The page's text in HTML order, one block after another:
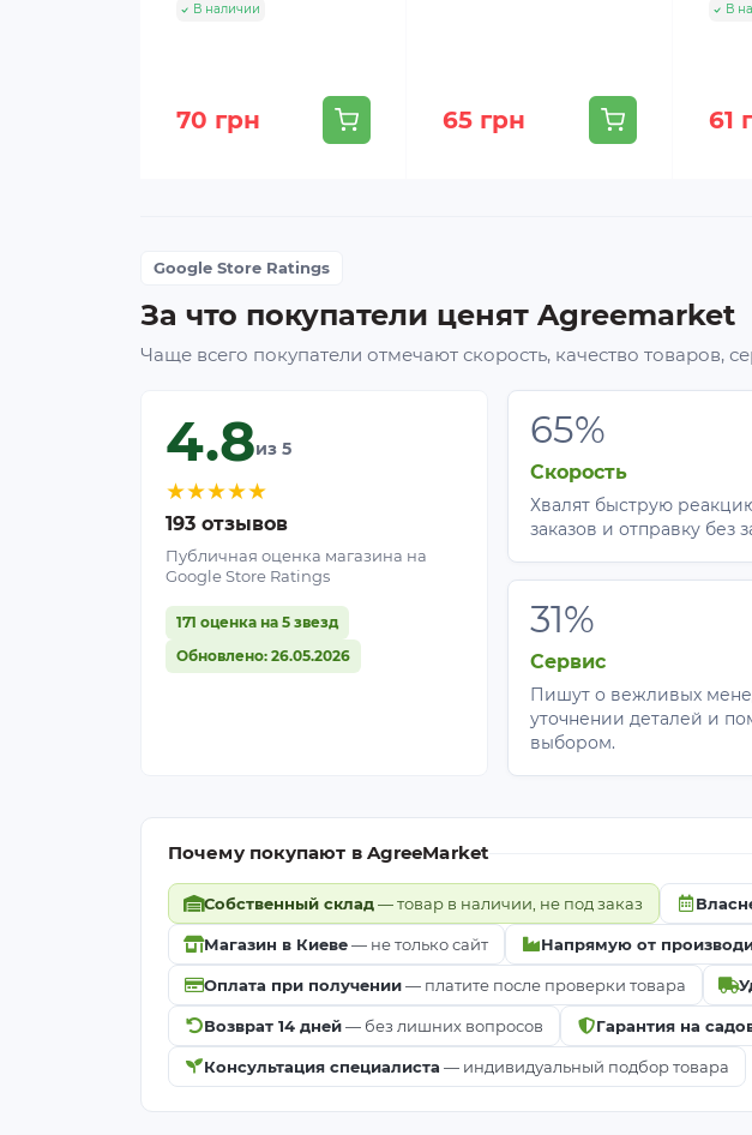
В наличии
70 грн 65 грн
В
61
Google Store Ratings
За что покупатели ценят Agreemarket
Чаще всего покупатели отмечают скорость, качество товаров,
4.8из 5
★★★★★
193 отзывов
Публичная оценка магазина на
Google Store Ratings
171 оценка на 5 звезд
Обновлено: 26.05.2026
65%
Скорость
Хвалят быструю
заказов и отправку без
31%
Сервис
Пишут о вежливых
уточнении деталей и
выбором.
Почему покупают в AgreeMarket
Собственный склад— товар в наличии, не под заказ
Магазин в Киеве— не только сайт Напрямую от
Оплата при получении— платите после проверки товара
Возврат 14 дней— без лишних вопросов Гарантия на
Консультация специалиста — индивидуальный подбор товара